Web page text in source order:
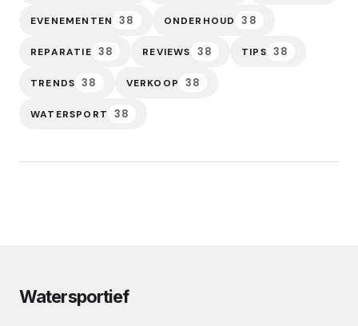
EVENEMENTEN 38 ONDERHOUD 38
REPARATIE 38 REVIEWS 38 TIPS 38
TRENDS 38 VERKOOP 38
WATERSPORT 38
Watersportief